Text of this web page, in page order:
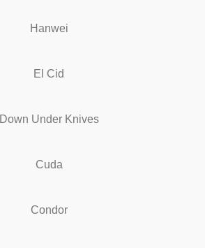
Hanwei
El Cid
Down Under Knives
Cuda
Condor